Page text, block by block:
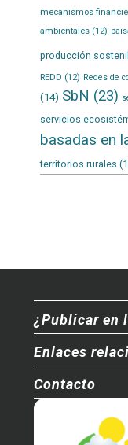
mecanismos
ambientales(12)
producción
REDD (12) Redes de
(14) SbN (23)
servicios
basadas en
territorios rurales
¿Publicar en
Enlaces
Contacto